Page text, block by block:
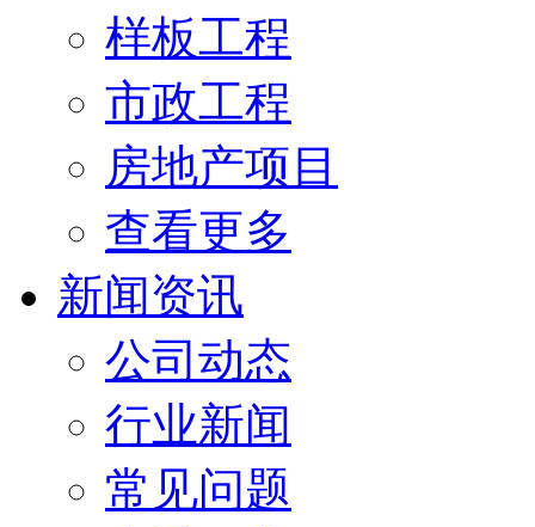
样板工程
市政工程
房地产项目
查看更多
新闻资讯
公司动态
行业新闻
常见问题